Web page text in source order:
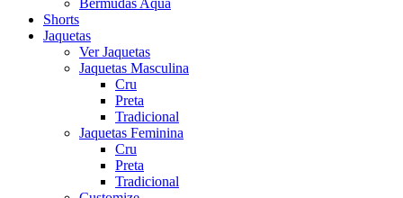
Bermudas Aqua
Shorts
Jaquetas
Ver Jaquetas
Jaquetas Masculina
Cru
Preta
Tradicional
Jaquetas Feminina
Cru
Preta
Tradicional